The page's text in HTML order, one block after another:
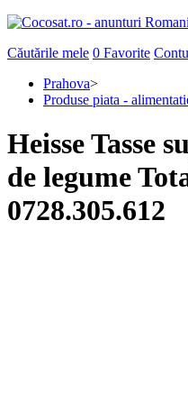
Căutările mele 0 Favorite
Prahova>
Produse piata -
Heisse Tasse
de legume
0728.305.612